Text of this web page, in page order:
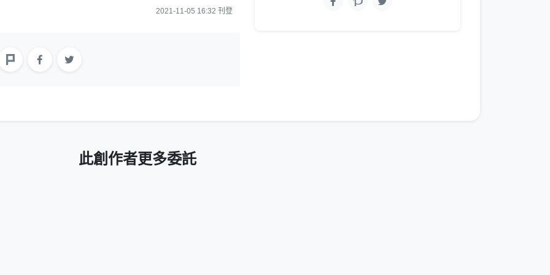
2021-11-05 16:32 刊登
此創作者更多委託